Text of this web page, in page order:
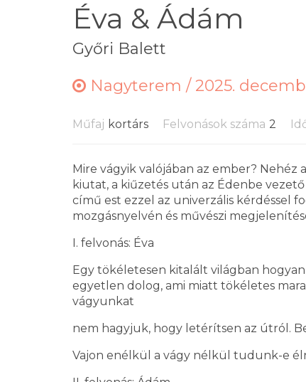
Éva & Ádám
Győri Balett
Nagyterem / 2025.
Műfaj kortárs Felvonások száma 2
Mire vágyik valójában az ember?
kiutat, a kiűzetés után az Édenbe
című est ezzel az univerzális kérdéssel
mozgásnyelvén és művészi
I. felvonás: Éva
Egy tökéletesen kitalált világban
egyetlen dolog, ami miatt tökéletes
vágyunkat
nem hagyjuk, hogy letérítsen az útról.
Vajon enélkül a vágy nélkül tudunk-e